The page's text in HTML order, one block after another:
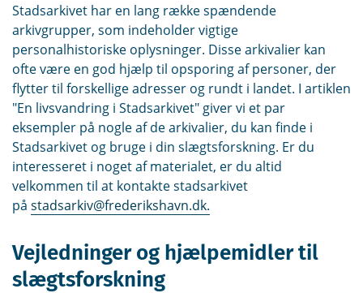
Stadsarkivet har en lang række spændende
arkivgrupper, som indeholder vigtige
personalhistoriske oplysninger. Disse arkivalier kan
ofte være en god hjælp til opsporing af personer, der
flytter til forskellige adresser og rundt i landet. I artiklen
"En livsvandring i Stadsarkivet" giver vi et par
eksempler på nogle af de arkivalier, du kan finde i
Stadsarkivet og bruge i din slægtsforskning. Er du
interesseret i noget af materialet, er du altid
velkommen til at kontakte stadsarkivet
på stadsarkiv@frederikshavn.dk.
Vejledninger og hjælpemidler til
slægtsforskning